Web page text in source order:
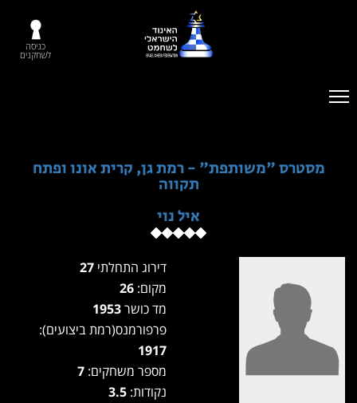
כניסה
לשחקנים
מסטרס "משותפת" - רמת גן, קרית אונו ופתח
תקווה
איל נוי
דירוג התחלתי
מקום:
מד כושר
פרפורמנס(רמת ביצועים):
1917
מספר משחקים:
נקודות: 3.5